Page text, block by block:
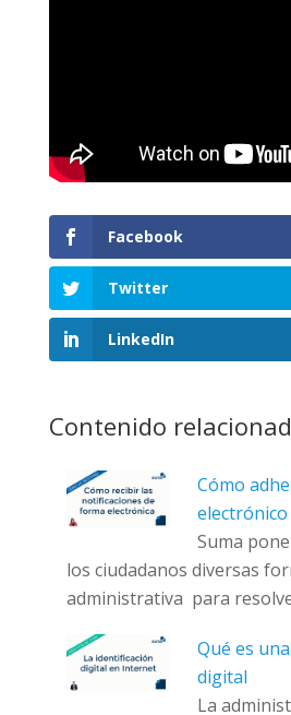
Facebook
Twitter
LinkedIn
Contenido
Cómo
electrónico
Suma
los ciudadanos diversas
administrativa para
Qué es
digital
La